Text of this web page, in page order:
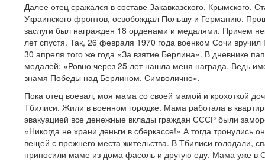
Далее отец сражался в составе Закавказского, Крымского,
Украинского фронтов, освобождал Польшу и Германию.
заслуги был награжден 18 орденами и медалями. Причем
лет спустя. Так, 26 февраля 1970 года военком Сочи
30 апреля того же года «За взятие Берлина». В дневнике
медалей: «Ровно через 25 лет нашла меня награда. Ведь
знамя Победы над Берлином. Символично».
Пока отец воевал, моя мама со своей мамой и крохоткой
Тбилиси. Жили в военном городке. Мама работала в
эвакуацией все денежные вклады граждан СССР были
«Никогда не храни деньги в сберкассе!» А тогда тронулись
вещей с прежнего места жительства. В Тбилиси голодали,
приносили маме из дома фасоль и другую еду. Мама уже в